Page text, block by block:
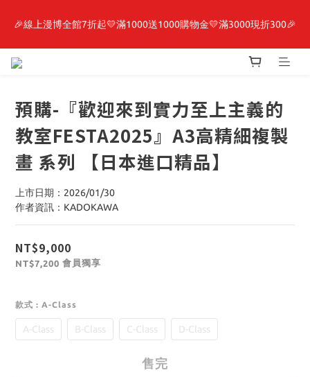
最新開賣🔥「全知讀者視角」 周邊商品
🎉線上漫博全館7折起💛滿1000送1000購物金💛滿3000現折300🎉
【抽籤堂】 影之強者、你又被殺了呢，偵探大人、約會大作戰、
最新開賣🔥「全知讀者視角」 周邊商品
預購-『歡迎來到實力至上主義的
教室FESTA2025』A3高精細複製
畫 系列 【日本進口精品】
上市日期：2026/01/30
作者資訊：KADOKAWA
NT$9,000
NT$7,200 會員獨享
款式 : A-Class
A-Class B-Class C-Class D-Class
售完